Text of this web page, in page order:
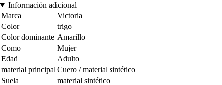
Información adicional
Marca
Victoria
Color
trigo
Color dominante Amarillo
Como
Mujer
Edad
Adulto
material principal Cuero / material sintético
Suela
material sintético